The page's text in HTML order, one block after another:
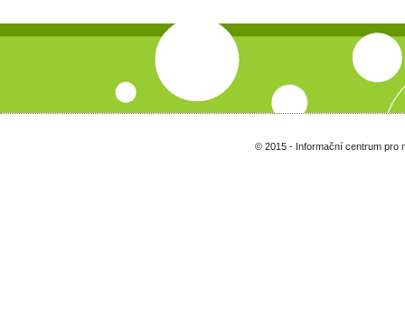
© 2015 - Informační centrum pro